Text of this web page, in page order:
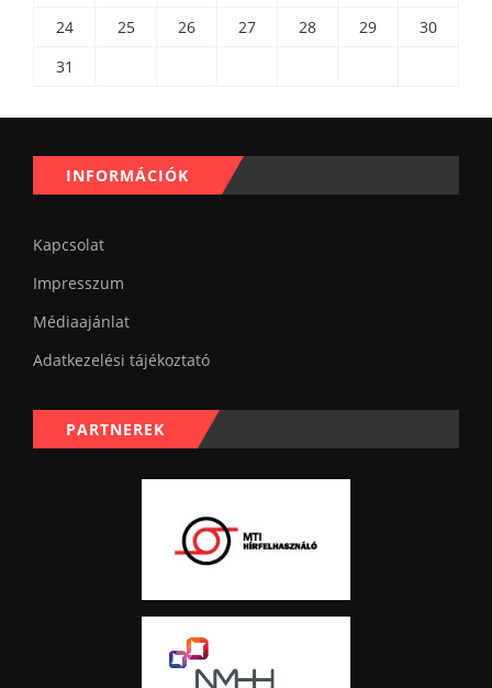
24
25 26 27 28 29
30
31
INFORMÁCIÓK
Kapcsolat
Impresszum
Médiaajánlat
Adatkezelési tájékoztató
PARTNEREK